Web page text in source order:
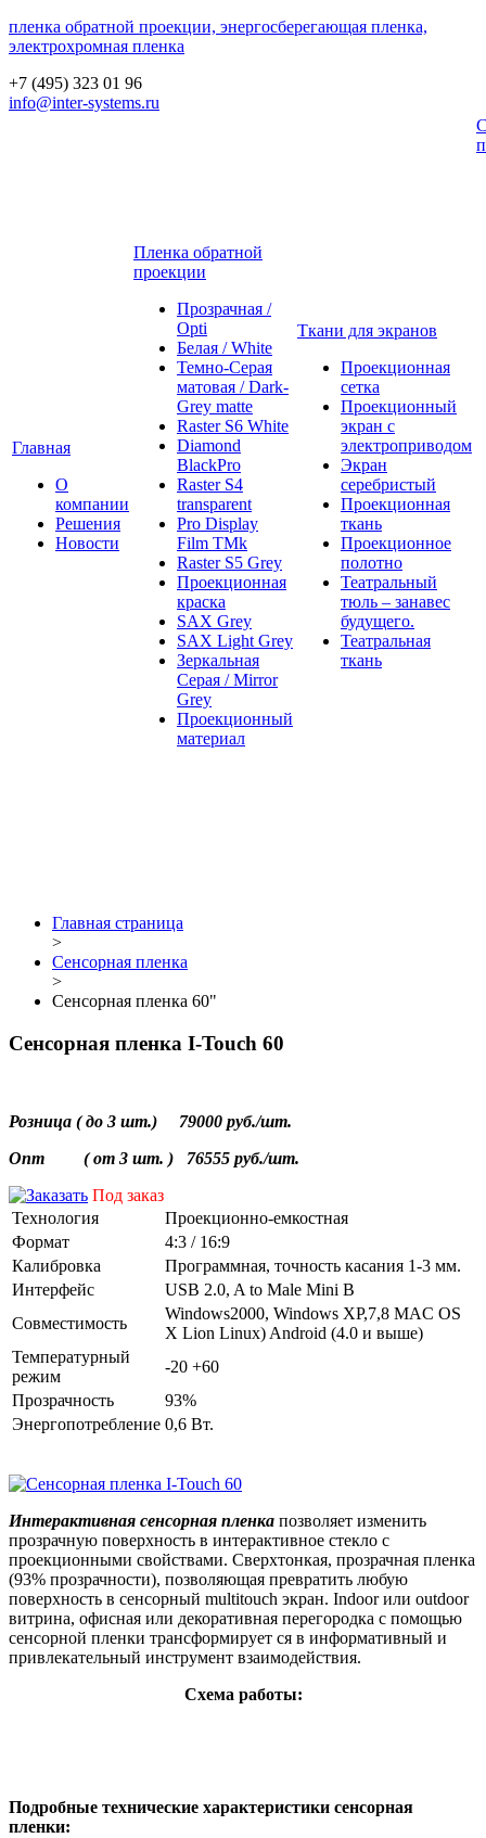
пленка обратной проекции, энергосберегающая пленка,
электрохромная пленка
+7 (495) 323 01 96
info@inter-systems.ru
Главная
О
компании
Решения
Новости
Пленка обратной
проекции
Прозрачная /
Opti
Белая / White
Темно-Серая
матовая / Dark-
Grey matte
Raster S6 White
Diamond
BlackPro
Raster S4
transparent
Pro Display
Film ТМk
Raster S5 Grey
Проекционная
краска
SAX Grey
SAX Light Grey
Зеркальная
Серая / Mirror
Grey
Проекционный
материал
Ткани для экранов
Проекционная
сетка
Проекционный
экран с
электроприводом
Экран
серебристый
Проекционная
ткань
Проекционное
полотно
Театральный
тюль – занавес
будущего.
Театральная
ткань
Главная страница
>
Сенсорная пленка
>
Сенсорная пленка 60"
Сенсорная пленка I-Touch 60
Розница (до 3 шт.) 79000 руб./шт.
Опт (от 3 шт. ) 76555 руб./шт.
Под заказ
Технология
Проекционно-емкостная
Формат
4:3 / 16:9
Калибровка
Программная, точность касания 1-3 мм.
Интерфейс
USB 2.0, A to Male Mini B
Совместимость
Windows2000, Windows XP,7,8 MAC OS
X Lion Linux) Android (4.0 и выше)
Температурный
режим
-20 +60
Прозрачность
93%
Энергопотребление 0,6 Вт.
Интерактивная сенсорная пленка позволяет изменить
прозрачную поверхность в интерактивное стекло с
проекционными свойствами. Сверхтонкая, прозрачная пленка
(93% прозрачности), позволяющая превратить любую
поверхность в сенсорный multitouch экран. Indoor или outdoor
витрина, офисная или декоративная перегородка с помощью
сенсорной пленки трансформирует ся в информативный и
привлекательный инструмент взаимодействия.
Схема работы:
Подробные технические характеристики сенсорная
пленки: